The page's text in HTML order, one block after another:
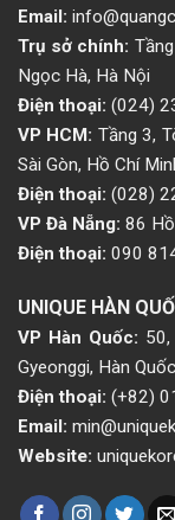
Email:
Trụ sở chính:
Ngọc Hà, Hà Nội
Điện thoại: (024)
VP HCM: Tầng 3,
Sài Gòn, Hồ Chí
Điện thoại: (028)
VP Đà Nẵng: 86
Điện thoại: 090
UNIQUE HÀN
VP Hàn Quốc:
Gyeonggi, Hàn Quốc
Điện thoại: (+82)
Email:
Website: